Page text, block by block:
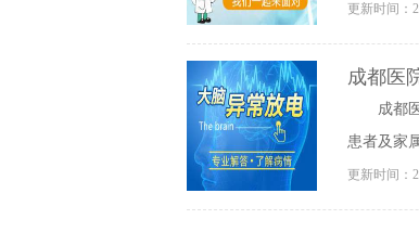
更新时间：
成都医
成都
患者及家
更新时间：